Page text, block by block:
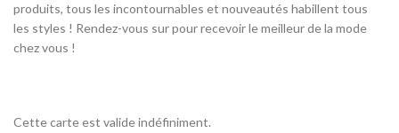
produits, tous les incontournables et nouveautés habillent tous
les styles ! Rendez-vous sur pour recevoir le meilleur de la mode
chez vous !
Cette carte est valide indéfiniment.